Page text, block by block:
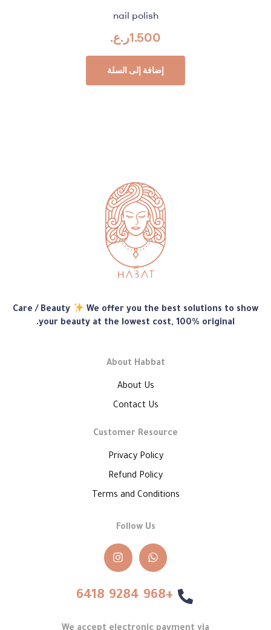
nail polish
1.500ر.ع.
إضافة إلى السلة
متجر
هبّات
Care / Beauty
We offer you the best solutions to show
your beauty at the lowest cost, 100% original.
About Habbat
About Us
Contact Us
Customer Resource
Privacy Policy
Refund Policy
Terms and Conditions
Follow Us
+968 9284 6418